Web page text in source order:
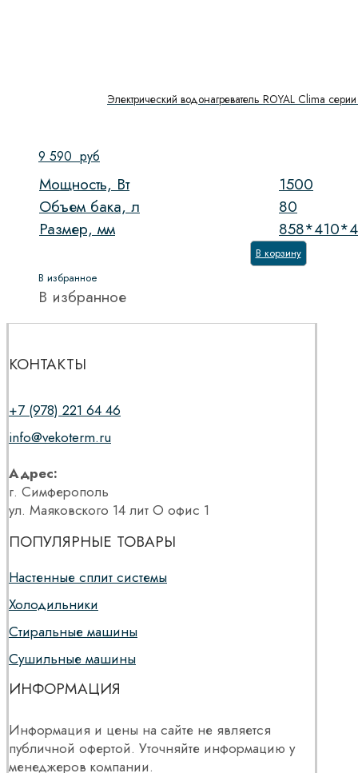
Электрический водонагреватель ROYAL Clima
9 590 руб
Мощность, Вт
1500
Объем бака, л
80
Размер, мм
В корзину
В избранное
В избранное
КОНТАКТЫ
+7 (978) 221 64 46
info@vekoterm.ru
Адрес:
г. Симферополь
ул. Маяковского 14 лит О офис 1
ПОПУЛЯРНЫЕ ТОВАРЫ
Настенные сплит системы
Холодильники
Стиральные машины
Сушильные машины
ИНФОРМАЦИЯ
Информация и цены на сайте не является
публичной офертой. Уточняйте информацию у
менеджеров компании.